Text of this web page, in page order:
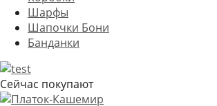
Шарфы
Шапочки Бони
Банданки
Сейчас покупают